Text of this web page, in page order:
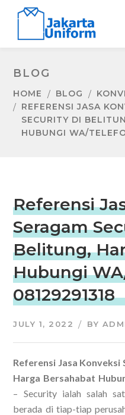
BLOG
HOME BLOG
REFERENSI JASA
SECURITY DI
HUBUNGI WA/
Referensi
Seragam
Belitung,
Hubungi
08129291318
JULY 1, 2022 BY
Referensi Jasa
Harga Bersahabat
– Security ialah salah
berada di tiap-tiap